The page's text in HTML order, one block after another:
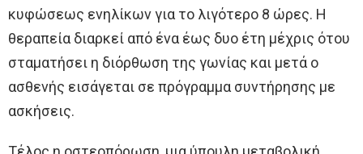
κυφώσεως ενηλίκων για το λιγότερο 8 ώρες. Η
θεραπεία διαρκεί από ένα έως δυο έτη μέχρις ότου
σταματήσει η διόρθωση της γωνίας και μετά ο
ασθενής εισάγεται σε πρόγραμμα συντήρησης με
ασκήσεις.